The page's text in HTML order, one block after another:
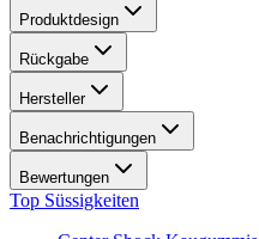
Produktdesign
Rückgabe
Hersteller
Benachrichtigungen
Bewertungen
Top Süssigkeiten